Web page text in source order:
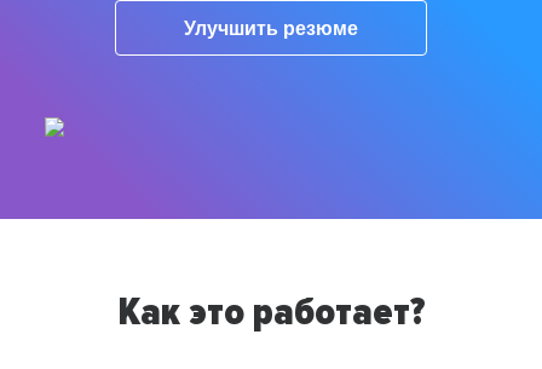
Улучшить резюме
Как это работает?